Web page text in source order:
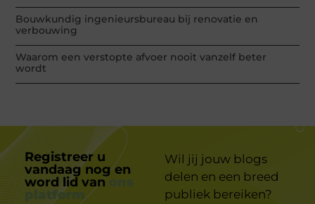
Bouwkundig ingenieursbureau bij renovatie en
verbouwing
Waarom een verstopte afvoer nooit vanzelf beter
wordt
Registreer u
vandaag nog en
word lid van
platform
Wil jij jouw blogs
delen en een breed
publiek bereiken?